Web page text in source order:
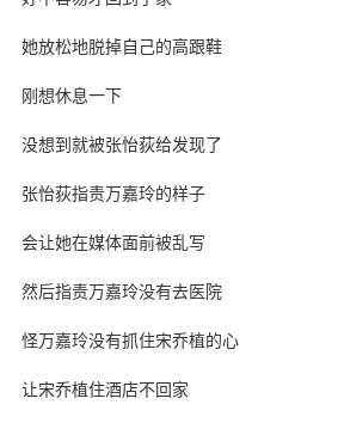
她放松地脱掉自己的高跟鞋
刚想休息一下
没想到就被张怡荻给发现了
张怡荻指责万嘉玲的样子
会让她在媒体面前被乱写
然后指责万嘉玲没有去医院
怪万嘉玲没有抓住宋乔植的心
让宋乔植住酒店不回家